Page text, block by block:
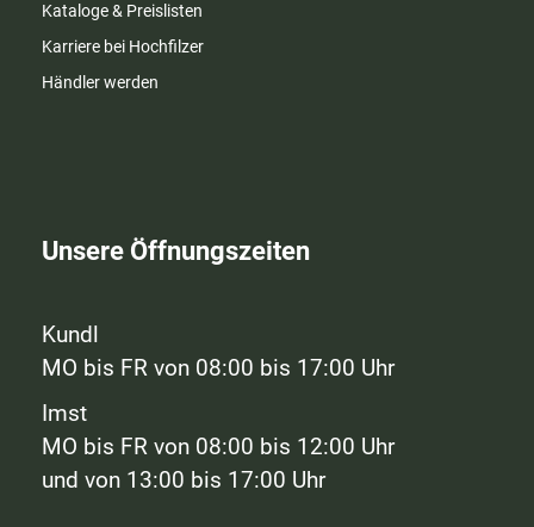
Kataloge & Preislisten
Karriere bei Hochfilzer
Händler werden
Unsere Öffnungszeiten
Kundl
MO bis FR von 08:00 bis 17:00 Uhr
Imst
MO bis FR von 08:00 bis 12:00 Uhr
und von 13:00 bis 17:00 Uhr